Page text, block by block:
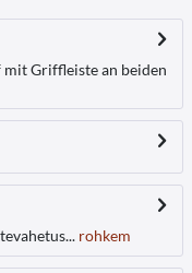
Griffleiste an beiden
rohkem